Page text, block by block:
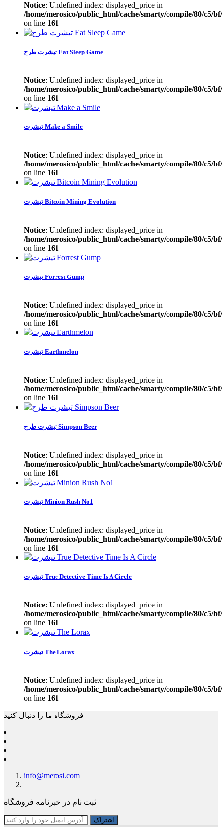
Notice: Undefined index: displayed_price in
/home/merosico/public_html/cache/smarty/compile/80/c5/
on line 161
تیشرت طرح Eat Sleep Game
Notice: Undefined index: displayed_price in
/home/merosico/public_html/cache/smarty/compile/80/c5/
on line 161
تیشرت Make a Smile
Notice: Undefined index: displayed_price in
/home/merosico/public_html/cache/smarty/compile/80/c5/
on line 161
تیشرت Bitcoin Mining Evolution
Notice: Undefined index: displayed_price in
/home/merosico/public_html/cache/smarty/compile/80/c5/
on line 161
تیشرت Forrest Gump
Notice: Undefined index: displayed_price in
/home/merosico/public_html/cache/smarty/compile/80/c5/
on line 161
تیشرت Earthmelon
Notice: Undefined index: displayed_price in
/home/merosico/public_html/cache/smarty/compile/80/c5/
on line 161
تیشرت طرح Simpson Beer
Notice: Undefined index: displayed_price in
/home/merosico/public_html/cache/smarty/compile/80/c5/
on line 161
تیشرت Minion Rush No1
Notice: Undefined index: displayed_price in
/home/merosico/public_html/cache/smarty/compile/80/c5/
on line 161
تیشرت True Detective Time Is A Circle
Notice: Undefined index: displayed_price in
/home/merosico/public_html/cache/smarty/compile/80/c5/
on line 161
تیشرت The Lorax
Notice: Undefined index: displayed_price in
/home/merosico/public_html/cache/smarty/compile/80/c5/
on line 161
فروشگاه ما را دنبال کنید
info@merosi.com
ثبت نام در خبرنامه فروشگاه
اشتراک